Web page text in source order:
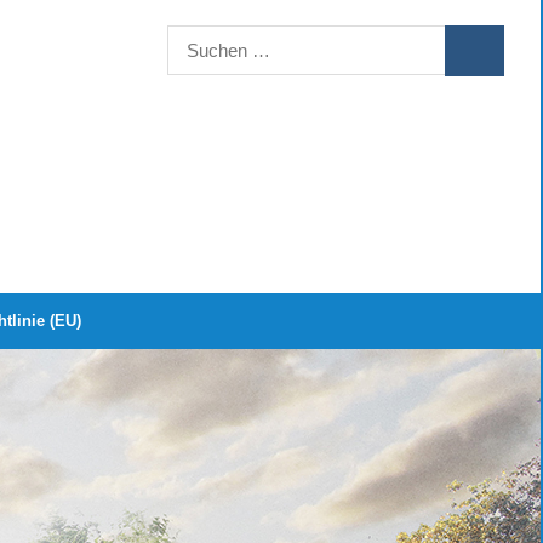
Suchen
nach:
(EU)